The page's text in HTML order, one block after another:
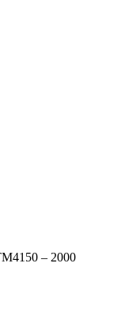
– 2000